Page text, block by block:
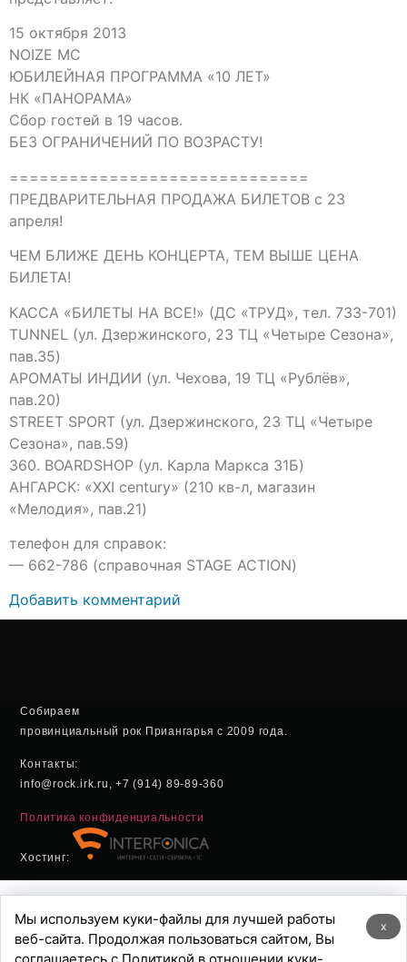
15 октября 2013
NOIZE MC
ЮБИЛЕЙНАЯ ПРОГРАММА «10 ЛЕТ»
НК «ПАНОРАМА»
Сбор гостей в 19 часов.
БЕЗ ОГРАНИЧЕНИЙ ПО ВОЗРАСТУ!
==============================
ПРЕДВАРИТЕЛЬНАЯ ПРОДАЖА БИЛЕТОВ с 23
апреля!
ЧЕМ БЛИЖЕ ДЕНЬ КОНЦЕРТА, ТЕМ ВЫШЕ ЦЕНА
БИЛЕТА!
КАССА «БИЛЕТЫ НА ВСЕ!» (ДС «ТРУД», тел. 733-701)
TUNNEL (ул. Дзержинского, 23 ТЦ «Четыре Сезона»,
пав.35)
АРОМАТЫ ИНДИИ (ул. Чехова, 19 ТЦ «Рублёв»,
пав.20)
STREET SPORT (ул. Дзержинского, 23 ТЦ «Четыре
Сезона», пав.59)
360. BOARDSHOP (ул. Карла Маркса 31Б)
АНГАРСК: «XXI century» (210 кв-л, магазин
«Мелодия», пав.21)
телефон для справок:
— 662-786 (справочная STAGE ACTION)
Добавить комментарий
Собираем
провинциальный рок Приангарья с 2009 года.
Контакты:
info@rock.irk.ru, +7 (914) 89-89-360
Политика конфиденциальности
Хостинг:
x
Мы используем куки-файлы для лучшей работы
веб-сайта. Продолжая пользоваться сайтом, Вы